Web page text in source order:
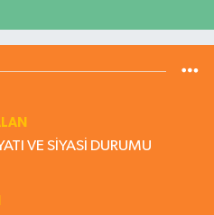
VE SİYASİ DURUMU